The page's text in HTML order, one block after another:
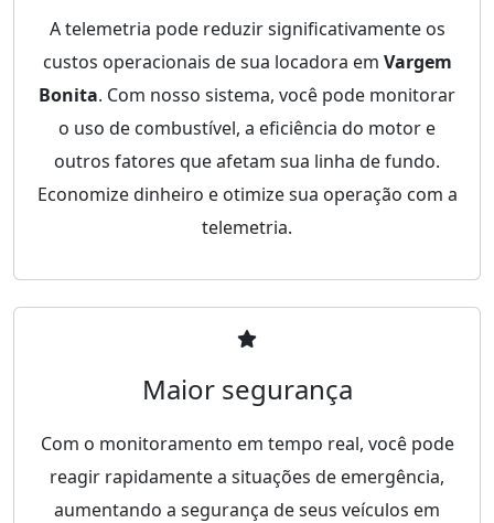
A telemetria pode reduzir significativamente os
custos operacionais de sua locadora em Vargem
Bonita. Com nosso sistema, você pode monitorar
o uso de combustível, a eficiência do motor e
outros fatores que afetam sua linha de fundo.
Economize dinheiro e otimize sua operação com a
telemetria.
Maior segurança
Com o monitoramento em tempo real, você pode
reagir rapidamente a situações de emergência,
aumentando a segurança de seus veículos em